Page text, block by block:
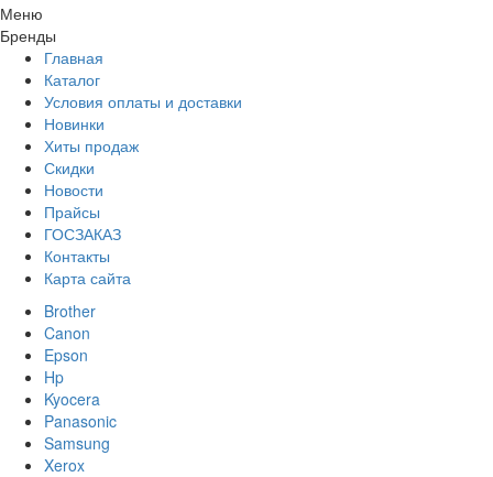
Меню
Бренды
Главная
Каталог
Условия оплаты и доставки
Новинки
Хиты продаж
Скидки
Новости
Прайсы
ГОСЗАКАЗ
Контакты
Карта сайта
Brother
Canon
Epson
Hp
Kyocera
Panasonic
Samsung
Xerox